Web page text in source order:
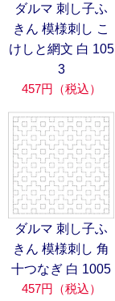
ダルマ 刺し子ふ
きん 模様刺し こ
けしと網文 白 105
3
457円（税込）
ダルマ 刺し子ふ
きん 模様刺し 角
十つなぎ 白 1005
457円（税込）